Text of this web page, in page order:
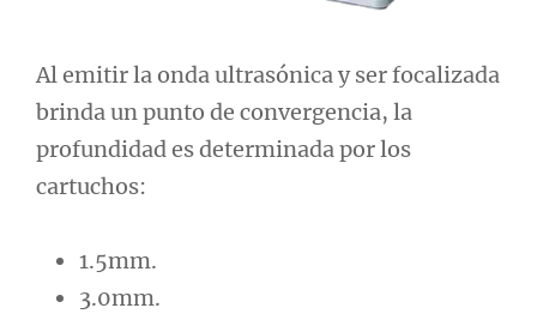
Al emitir la onda ultrasónica y ser focalizada
brinda un punto de convergencia, la
profundidad es determinada por los
cartuchos:
1.5mm.
3.0mm.